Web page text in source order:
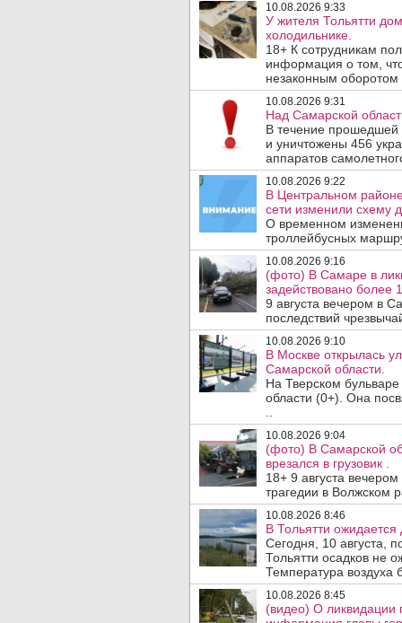
10.08.2026 9:33
У жителя Тольятти
холодильнике.
18+ К сотрудникам
информация о том,
незаконным оборотом
10.08.2026 9:31
Над Самарской
В течение
и уничтожены 456
аппаратов
10.08.2026 9:22
В Центральном
сети изменили схему
О временном
троллейбусных
10.08.2026 9:16
(фото) В Самаре в
задействовано более
9 августа вечером в
последствий
10.08.2026 9:10
В Москве открылась
Самарской области.
На Тверском
области (0+). Она
10.08.2026 9:04
(фото) В Самарской
врезался в грузовик .
18+ 9 августа
трагедии в Волжском
10.08.2026 8:46
В Тольятти ожидается
Сегодня, 10 августа,
Тольятти осадков не
Температура воздуха
10.08.2026 8:45
(видео) О ликвидации